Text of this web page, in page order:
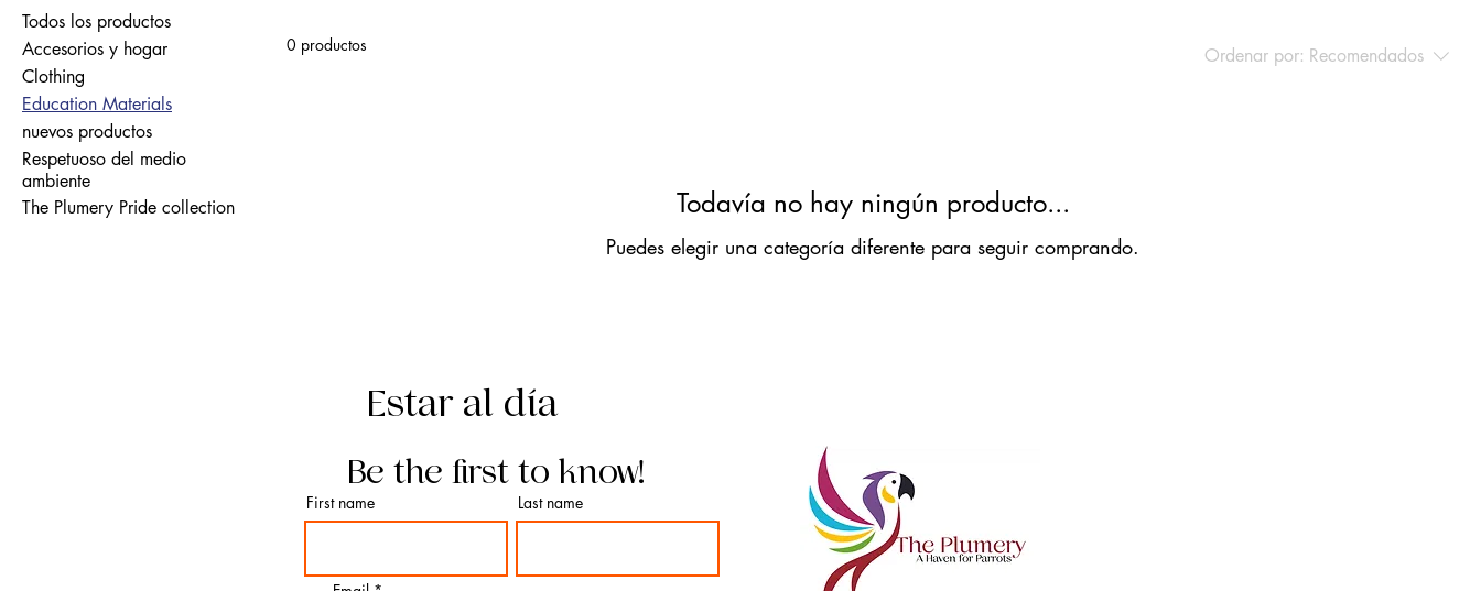
Todos los productos
Accesorios y hogar
Clothing
Education Materials
nuevos productos
Respetuoso del medio
ambiente
The Plumery Pride collection
0 productos Ordenar por: Recomendados
Todavía no hay ningún producto...
Puedes elegir una categoría diferente para seguir comprando.
Estar al día
Be the first to know!
First name Last name